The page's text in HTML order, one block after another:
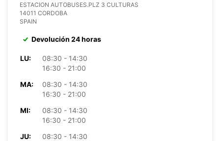
ESTACION AUTOBUSES.PLZ 3 CULTURAS
14011 CORDOBA
SPAIN
Devolución 24 horas
LU:
08:30 - 14:30
16:30 - 21:00
MA:
08:30 - 14:30
16:30 - 21:00
MI:
08:30 - 14:30
16:30 - 21:00
JU:
08:30 - 14:30